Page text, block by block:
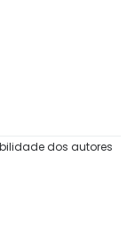
dos autores